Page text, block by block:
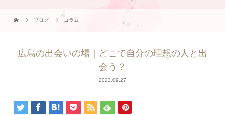
ブログ コラム
広島の出会いの場｜どこで自分の理想の人と出
会う？
2023.09.27